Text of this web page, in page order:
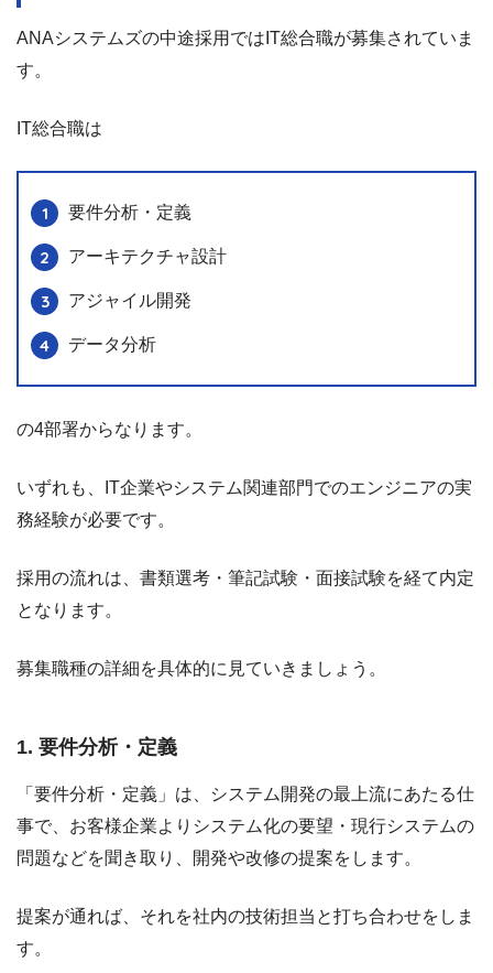
ANAシステムズの中途採用ではIT総合職が募集されていま
す。
IT総合職は
要件分析・定義
アーキテクチャ設計
アジャイル開発
データ分析
の4部署からなります。
いずれも、IT企業やシステム関連部門でのエンジニアの実
務経験が必要です。
採用の流れは、書類選考・筆記試験・面接試験を経て内定
となります。
募集職種の詳細を具体的に見ていきましょう。
1. 要件分析・定義
「要件分析・定義」は、システム開発の最上流にあたる仕
事で、お客様企業よりシステム化の要望・現行システムの
問題などを聞き取り、開発や改修の提案をします。
提案が通れば、それを社内の技術担当と打ち合わせをしま
す。